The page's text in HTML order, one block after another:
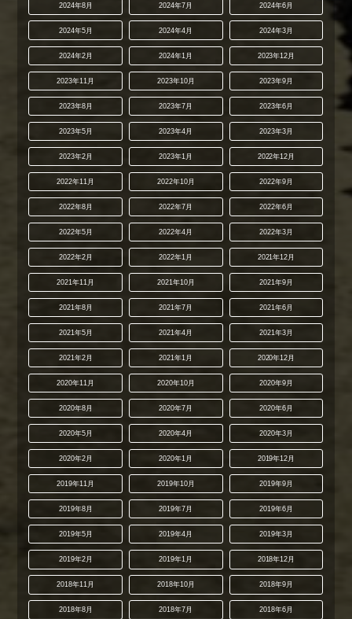
2024年8月 2024年7月 2024年6月
2024年5月 2024年4月 2024年3月
2024年2月 2024年1月 2023年12月
2023年11月 2023年10月 2023年9月
2023年8月 2023年7月 2023年6月
2023年5月 2023年4月 2023年3月
2023年2月 2023年1月 2022年12月
2022年11月 2022年10月 2022年9月
2022年8月 2022年7月 2022年6月
2022年5月 2022年4月 2022年3月
2022年2月 2022年1月 2021年12月
2021年11月 2021年10月 2021年9月
2021年8月 2021年7月 2021年6月
2021年5月 2021年4月 2021年3月
2021年2月 2021年1月 2020年12月
2020年11月 2020年10月 2020年9月
2020年8月 2020年7月 2020年6月
2020年5月 2020年4月 2020年3月
2020年2月 2020年1月 2019年12月
2019年11月 2019年10月 2019年9月
2019年8月 2019年7月 2019年6月
2019年5月 2019年4月 2019年3月
2019年2月 2019年1月 2018年12月
2018年11月 2018年10月 2018年9月
2018年8月 2018年7月 2018年6月